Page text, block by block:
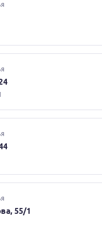
55/1